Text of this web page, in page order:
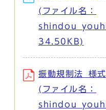
(ファイル名：
34.50KB)
振動規制法_様
(ファイル名：